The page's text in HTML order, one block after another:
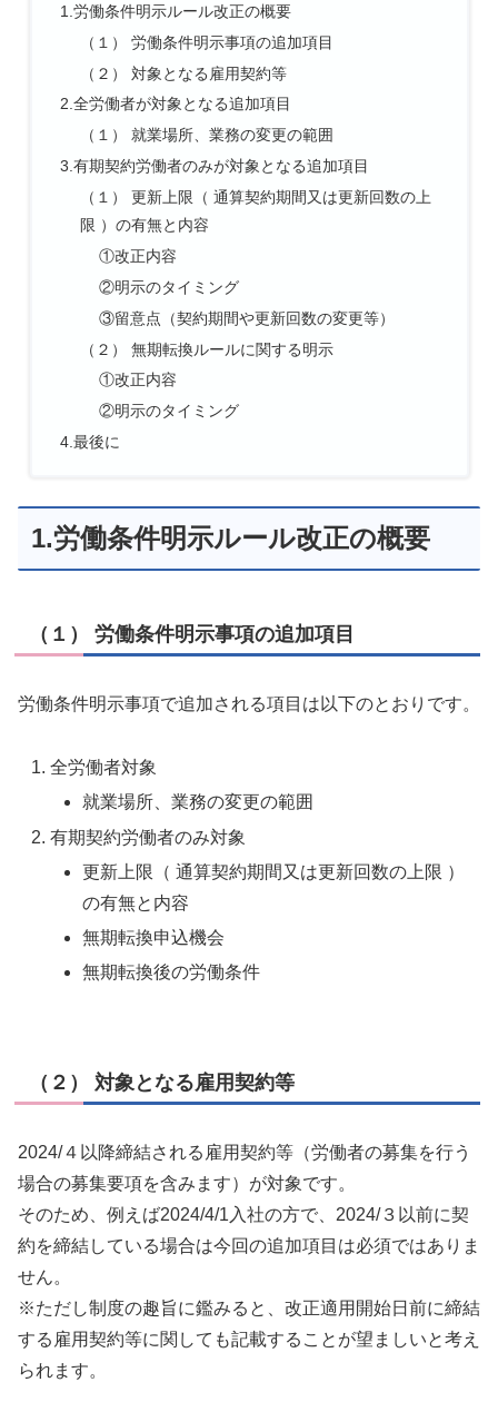
1.労働条件明示ルール改正の概要
（１） 労働条件明示事項の追加項目
（２） 対象となる雇用契約等
2.全労働者が対象となる追加項目
（１） 就業場所、業務の変更の範囲
3.有期契約労働者のみが対象となる追加項目
（１） 更新上限（ 通算契約期間又は更新回数の上
限 ）の有無と内容
①改正内容
②明示のタイミング
③留意点（契約期間や更新回数の変更等）
（２） 無期転換ルールに関する明示
①改正内容
②明示のタイミング
4.最後に
1.労働条件明示ルール改正の概要
（１） 労働条件明示事項の追加項目
労働条件明示事項で追加される項目は以下のとおりです。
全労働者対象
就業場所、業務の変更の範囲
有期契約労働者のみ対象
更新上限（ 通算契約期間又は更新回数の上限 ）
の有無と内容
無期転換申込機会
無期転換後の労働条件
（２） 対象となる雇用契約等
2024/４以降締結される雇用契約等（労働者の募集を行う
場合の募集要項を含みます）が対象です。
そのため、例えば2024/4/1入社の方で、2024/３以前に契
約を締結している場合は今回の追加項目は必須ではありま
せん。
※ただし制度の趣旨に鑑みると、改正適用開始日前に締結
する雇用契約等に関しても記載することが望ましいと考え
られます。